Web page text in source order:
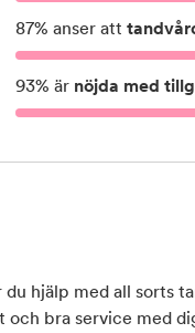
87% anser att
93% är nöjda med
du hjälp med all sorts
och bra service med